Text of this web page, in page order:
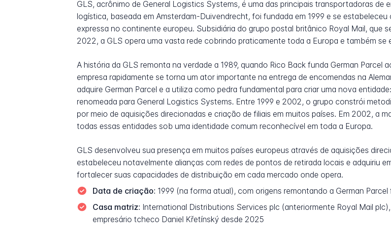
GLS, acrônimo de General Logistics Systems, é uma das principais transportadoras de
logística, baseada em Amsterdam-Duivendrecht, foi fundada em 1999 e se
expressa no continente europeu. Subsidiária do grupo postal britânico Royal Mail, que
2022, a GLS opera uma vasta rede cobrindo praticamente toda a Europa e também
A história da GLS remonta na verdade a 1989, quando Rico Back funda German Parcel
empresa rapidamente se torna um ator importante na entrega de encomendas na
adquire German Parcel e a utiliza como pedra fundamental para criar uma nova
renomeada para General Logistics Systems. Entre 1999 e 2002, o grupo constrói
por meio de aquisições direcionadas e criação de filiais em muitos países. Em 2002, a
todas essas entidades sob uma identidade comum reconhecível em toda a Europa.
GLS desenvolveu sua presença em muitos países europeus através de aquisições
estabeleceu notavelmente alianças com redes de pontos de retirada locais e adquiriu
fortalecer suas capacidades de distribuição em cada mercado onde opera.
Data de criação: 1999 (na forma atual), com origens remontando a German Parcel
Casa matriz: International Distributions Services plc (anteriormente Royal Mail
empresário tcheco Daniel Křetínský desde 2025